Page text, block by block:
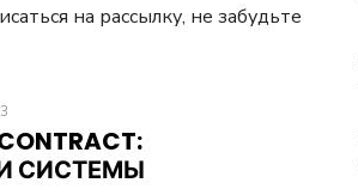
на рассылку, не забудьте
СИСТЕМЫ